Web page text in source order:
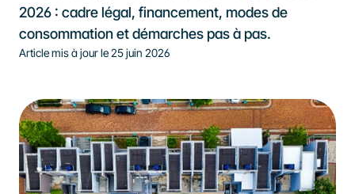
À propos
‍01 89 71 71 48
2026 : cadre légal, financement, modes de
consommation et démarches pas à pas.
Article mis à jour le 25 juin 2026